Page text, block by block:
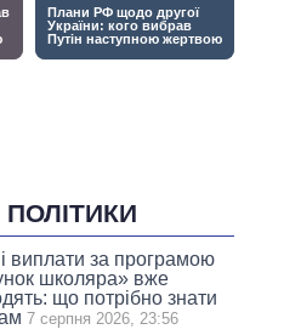
виплати за програмою
школяра» вже
що потрібно знати
7 серпня 2026, 23:56